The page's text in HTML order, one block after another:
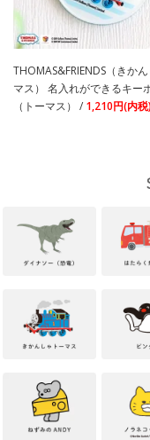
THOMAS&FRIENDS（きか
マス） 名入れができるキー
（トーマス） / 1,210円(内